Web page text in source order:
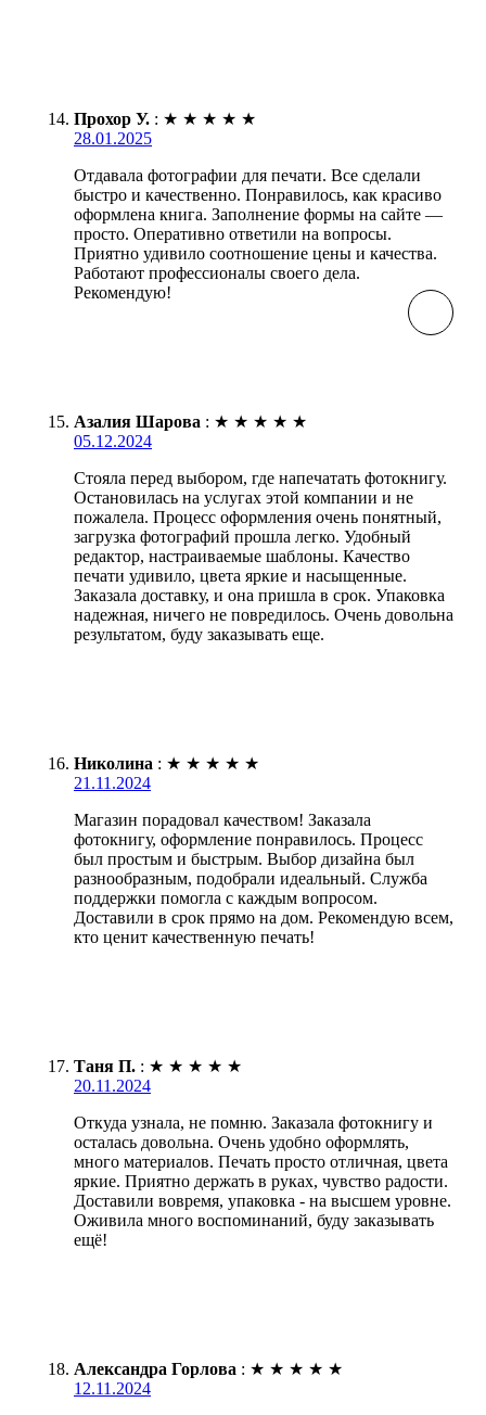
Прохор У. : ★ ★ ★ ★ ★
28.01.2025
Отдавала фотографии для печати. Все сделали
быстро и качественно. Понравилось, как красиво
оформлена книга. Заполнение формы на сайте —
просто. Оперативно ответили на вопросы.
Приятно удивило соотношение цены и качества.
Работают профессионалы своего дела.
Рекомендую!
Азалия Шарова : ★ ★ ★ ★ ★
05.12.2024
Стояла перед выбором, где напечатать фотокнигу.
Остановилась на услугах этой компании и не
пожалела. Процесс оформления очень понятный,
загрузка фотографий прошла легко. Удобный
редактор, настраиваемые шаблоны. Качество
печати удивило, цвета яркие и насыщенные.
Заказала доставку, и она пришла в срок. Упаковка
надежная, ничего не повредилось. Очень довольна
результатом, буду заказывать еще.
Николина : ★ ★ ★ ★ ★
21.11.2024
Магазин порадовал качеством! Заказала
фотокнигу, оформление понравилось. Процесс
был простым и быстрым. Выбор дизайна был
разнообразным, подобрали идеальный. Служба
поддержки помогла с каждым вопросом.
Доставили в срок прямо на дом. Рекомендую всем,
кто ценит качественную печать!
Таня П. : ★ ★ ★ ★ ★
20.11.2024
Откуда узнала, не помню. Заказала фотокнигу и
осталась довольна. Очень удобно оформлять,
много материалов. Печать просто отличная, цвета
яркие. Приятно держать в руках, чувство радости.
Доставили вовремя, упаковка - на высшем уровне.
Оживила много воспоминаний, буду заказывать
ещё!
Александра Горлова : ★ ★ ★ ★ ★
12.11.2024